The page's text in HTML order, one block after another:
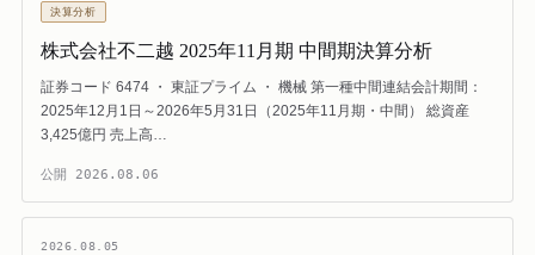
決算分析
株式会社不二越 2025年11月期 中間期決算分析
証券コード 6474 ・ 東証プライム ・ 機械 第一種中間連結会計期間：
2025年12月1日～2026年5月31日（2025年11月期・中間） 総資産
3,425億円 売上高…
公開 2026.08.06
2026.08.05